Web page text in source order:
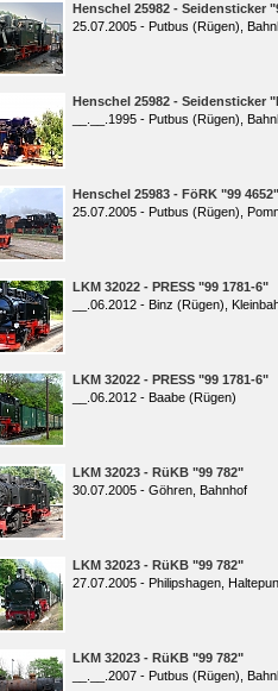
Henschel 25982 - Seidensticker
25.07.2005 - Putbus (Rügen),
Henschel 25982 - Seidensticker
__.__.1995 - Putbus (Rügen),
Henschel 25983 - FöRK "99 4652"
25.07.2005 - Putbus (Rügen),
LKM 32022 - PRESS "99 1781-6"
__.06.2012 - Binz (Rügen),
LKM 32022 - PRESS "99 1781-6"
__.06.2012 - Baabe (Rügen)
LKM 32023 - RüKB "99 782"
30.07.2005 - Göhren, Bahnhof
LKM 32023 - RüKB "99 782"
27.07.2005 - Philipshagen,
LKM 32023 - RüKB "99 782"
__.__.2007 - Putbus (Rügen),